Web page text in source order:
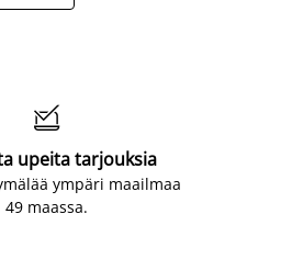

upeita tarjouksia
ympäri maailmaa
49 maassa.